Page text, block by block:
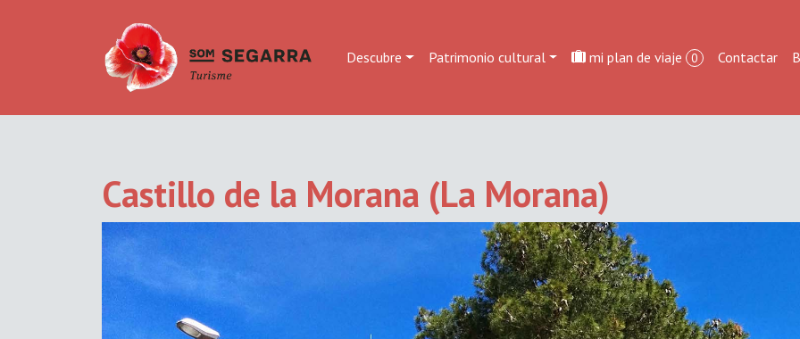
Descubre Patrimonio cultural mi plan de viaje 0 Contactar
Castillo de la Morana (La Morana)